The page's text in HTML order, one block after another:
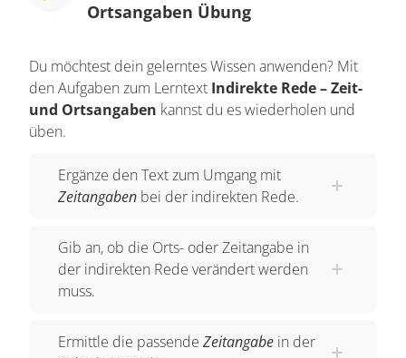
Ortsangaben Übung
Du möchtest dein gelerntes Wissen anwenden? Mit
den Aufgaben zum Lerntext Indirekte Rede – Zeit-
und Ortsangaben kannst du es wiederholen und
üben.
Ergänze den Text zum Umgang mit
Zeitangaben bei der indirekten Rede.
Gib an, ob die Orts- oder Zeitangabe in
der indirekten Rede verändert werden
muss.
Ermittle die passende Zeitangabe in der